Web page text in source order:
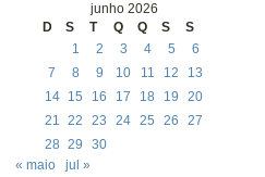
junho 2026
D
S T Q Q S
S
1
2 3 4 5
6
7
8 9 10 11 12
13
14
15 16 17 18 19
20
21 22 23 24 25 26
27
28 29
30
« maio
jul »